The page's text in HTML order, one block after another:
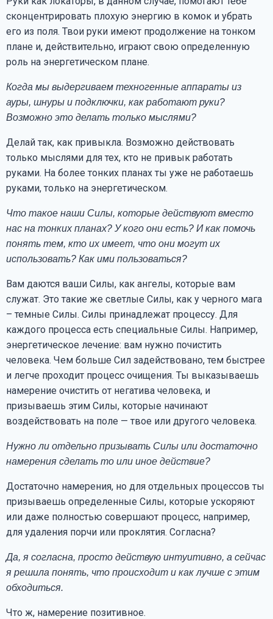
сконцентрировать плохую энергию в комок и убрать
его из поля. Твои руки имеют продолжение на тонком
плане и, действительно, играют свою определенную
роль на энергетическом плане.
Когда мы выдергиваем техногенные аппараты из
ауры, шнуры и подключки, как работают руки?
Возможно это делать только мыслями?
Делай так, как привыкла. Возможно действовать
только мыслями для тех, кто не привык работать
руками. На более тонких планах ты уже не работаешь
руками, только на энергетическом.
Что такое наши Силы, которые действуют вместо
нас на тонких планах? У кого они есть? И как помочь
понять тем, кто их имеет, что они могут их
использовать? Как ими пользоваться?
Вам даются ваши Силы, как ангелы, которые вам
служат. Это такие же светлые Силы, как у черного мага
– темные Силы. Силы принадлежат процессу. Для
каждого процесса есть специальные Силы. Например,
энергетическое лечение: вам нужно почистить
человека. Чем больше Сил задействовано, тем быстрее
и легче проходит процесс очищения. Ты выказываешь
намерение очистить от негатива человека, и
призываешь этим Силы, которые начинают
воздействовать на поле — твое или другого человека.
Нужно ли отдельно призывать Силы или достаточно
намерения сделать то или иное действие?
Достаточно намерения, но для отдельных процессов ты
призываешь определенные Силы, которые ускоряют
или даже полностью совершают процесс, например,
для удаления порчи или проклятия. Согласна?
Да, я согласна, просто действую интуитивно, а сейчас
я решила понять, что происходит и как лучше с этим
обходиться.
Что ж, намерение позитивное.